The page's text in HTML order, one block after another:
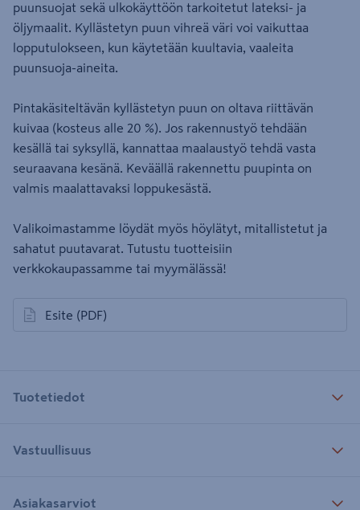
puunsuojat sekä ulkokäyttöön tarkoitetut lateksi- ja
öljymaalit. Kyllästetyn puun vihreä väri voi vaikuttaa
lopputulokseen, kun käytetään kuultavia, vaaleita
puunsuoja-aineita.
Pintakäsiteltävän kyllästetyn puun on oltava riittävän
kuivaa (kosteus alle 20 %). Jos rakennustyö tehdään
kesällä tai syksyllä, kannattaa maalaustyö tehdä vasta
seuraavana kesänä. Keväällä rakennettu puupinta on
valmis maalattavaksi loppukesästä.
Valikoimastamme löydät myös höylätyt, mitallistetut ja
sahatut puutavarat. Tutustu tuotteisiin
verkkokaupassamme tai myymälässä!
Esite (PDF)
avautuu uuteen välilehteen
Tuotetiedot
Vastuullisuus
Asiakasarviot